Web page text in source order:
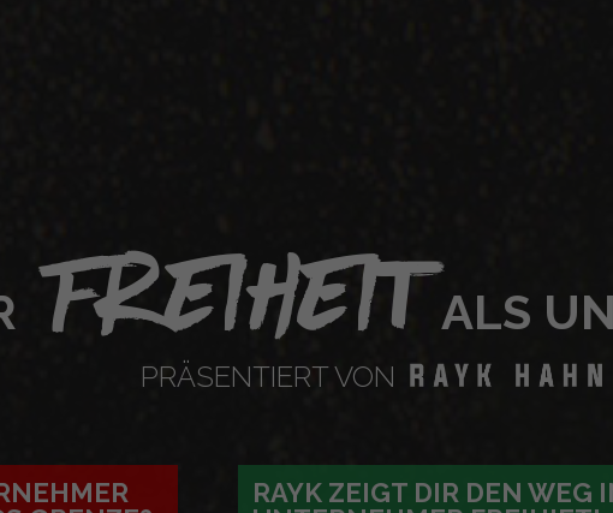
Freiheit ALS
PRÄSENTIERT VON
A
RAYK ZEIGT DIR DEN WEG